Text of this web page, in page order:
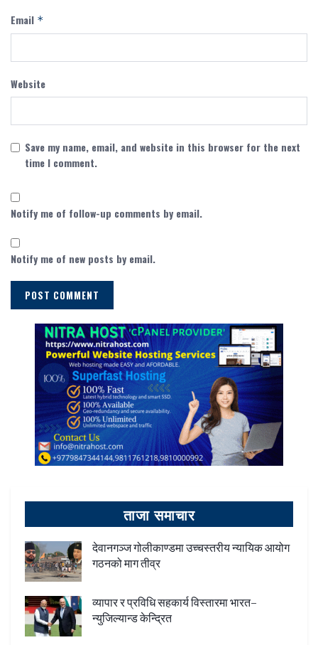
Email *
Website
Save my name, email, and website in this browser for the next
time I comment.
Notify me of follow-up comments by email.
Notify me of new posts by email.
ताजा समाचार
देवानगञ्ज गोलीकाण्डमा उच्चस्तरीय न्यायिक आयोग
गठनको माग तीव्र
व्यापार र प्रविधि सहकार्य विस्तारमा भारत–
न्युजिल्यान्ड केन्द्रित